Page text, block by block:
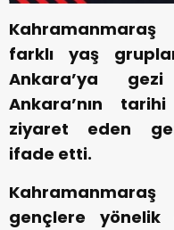
farklı yaş
Ankara’ya
Ankara’nın
ziyaret eden
ifade etti.
gençlere yönelik